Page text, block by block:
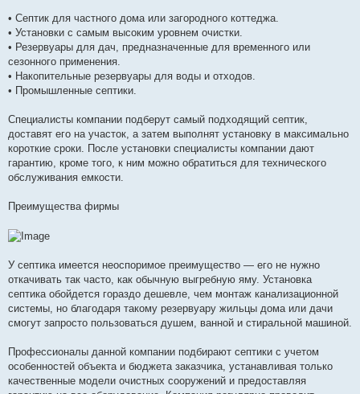
• Септик для частного дома или загородного коттеджа.
• Установки с самым высоким уровнем очистки.
• Резервуары для дач, предназначенные для временного или
сезонного применения.
• Накопительные резервуары для воды и отходов.
• Промышленные септики.
Специалисты компании подберут самый подходящий септик,
доставят его на участок, а затем выполнят установку в максимально
короткие сроки. После установки специалисты компании дают
гарантию, кроме того, к ним можно обратиться для технического
обслуживания емкости.
Преимущества фирмы
У септика имеется неоспоримое преимущество — его не нужно
откачивать так часто, как обычную выгребную яму. Установка
септика обойдется гораздо дешевле, чем монтаж канализационной
системы, но благодаря такому резервуару жильцы дома или дачи
смогут запросто пользоваться душем, ванной и стиральной машиной.
Профессионалы данной компании подбирают септики с учетом
особенностей объекта и бюджета заказчика, устанавливая только
качественные модели очистных сооружений и предоставляя